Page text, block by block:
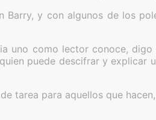
Barry, y con algunos de los
uno como lector conoce,
puede descifrar y
tarea para aquellos que